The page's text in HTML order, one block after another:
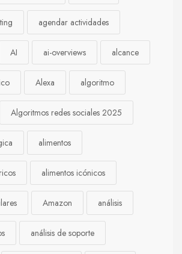
agendar actividades
AI ai-overviews alcance
Alexa algoritmo
Algoritmos redes sociales 2025
alimentos
alimentos icónicos
Amazon análisis
análisis de soporte